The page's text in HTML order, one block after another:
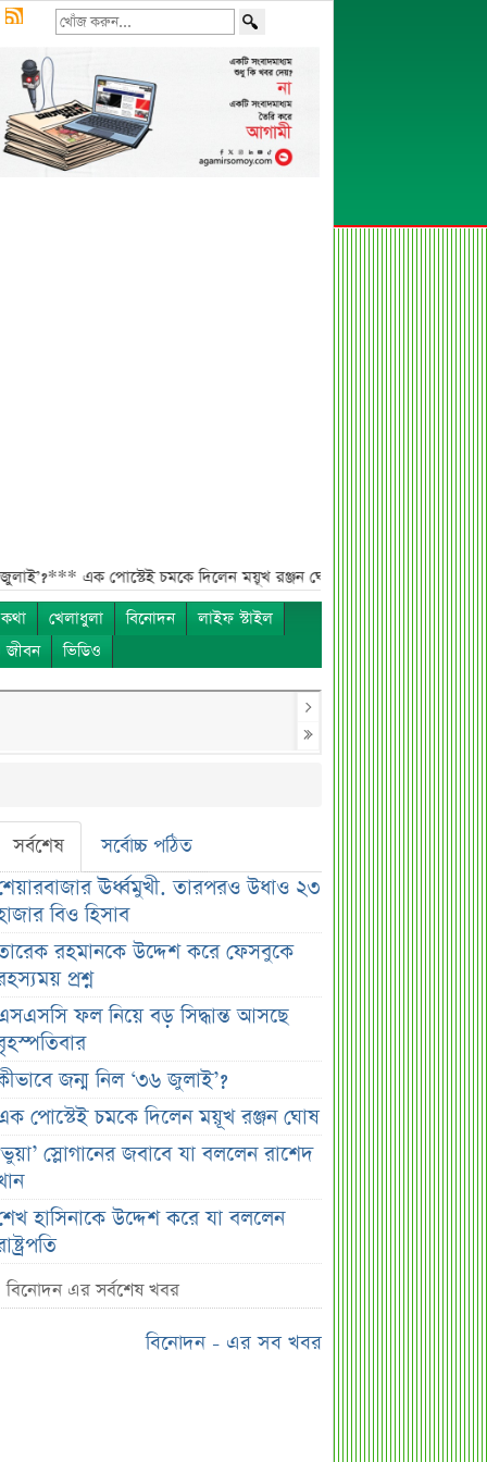
এক পোস্টেই চমকে দিলেন ময়ূখ রঞ্জন ঘোষ*** ‘ভুয়া’ স্লোগানের জবাবে যা
খেলাধুলা বিনোদন
লাইফ স্টাইল
জীবন ভিডিও
সর্বশেষ সর্বোচ্চ পঠিত
ঊর্ধ্বমুখী. তারপরও উধাও ২৩
বিও হিসাব
রহমানকে উদ্দেশ করে ফেসবুকে
প্রশ্ন
ফল নিয়ে বড় সিদ্ধান্ত আসছে
জন্ম নিল ‘৩৬ জুলাই’?
পোস্টেই চমকে দিলেন ময়ূখ রঞ্জন ঘোষ
স্লোগানের জবাবে যা বললেন রাশেদ
হাসিনাকে উদ্দেশ করে যা বললেন
সব সম্পত্তি গৃহপরিচারিকার নামে লিখে
জনপ্রিয় অভিনেতা
দুবাইয়ে মাত্র ২০ মিনিটে ৭ বিস্ফোরণ
বিনোদন এর সর্বশেষ খবর
বিনোদন - এর সব খবর